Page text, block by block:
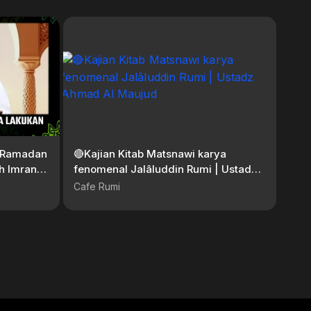
Imran
🔴Kajian Kitab Matsnawi karya
fenomenal Jalâluddin Rumi | Ustadz
Ahmad Al Maujud
Cafe Rumi